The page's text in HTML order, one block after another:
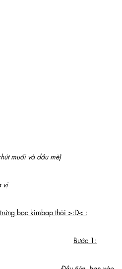
muối và dầu mè)
vị
bọc kimbap thôi >:D< :
Bước 1: